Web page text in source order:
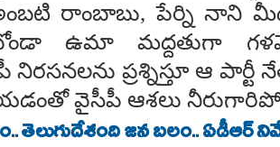
రాంబాబు, పేర్ని నాని
ఉమా మద్దతుగా
ప్రశ్నిస్తూ ఆ
వైసీపీ ఆశలు
తెలుగుదేశంది జన బలం.. ఏడీఆర్